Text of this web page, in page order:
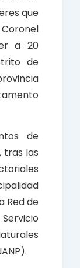
que
a 20
de
de
tras las
Red de